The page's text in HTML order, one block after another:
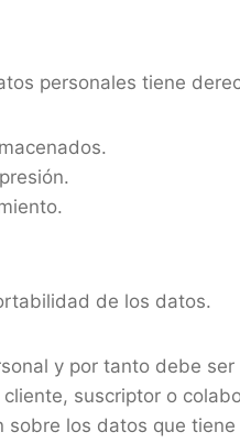
personales tiene
de los datos.
y por tanto debe
suscriptor o
los datos que